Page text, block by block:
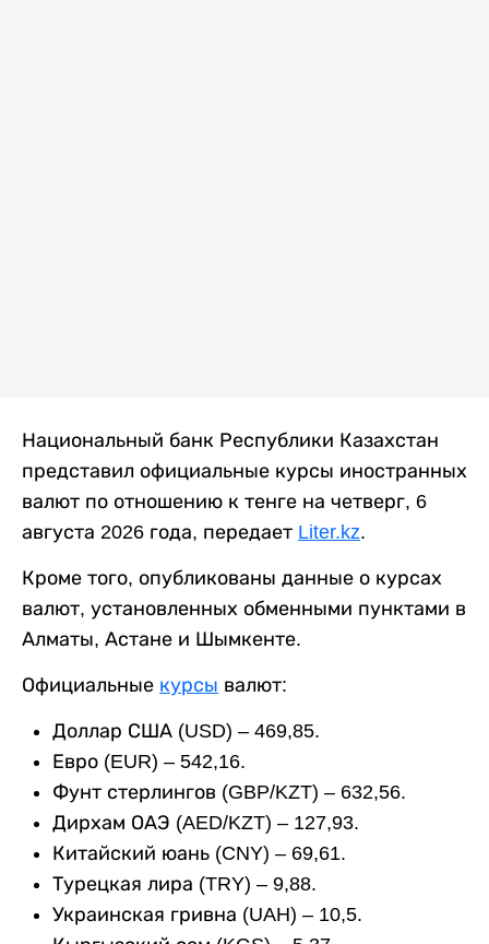
Национальный банк Республики Казахстан
представил официальные курсы иностранных
валют по отношению к тенге на четверг, 6
августа 2026 года, передает Liter.kz.
Кроме того, опубликованы данные о курсах
валют, установленных обменными пунктами в
Алматы, Астане и Шымкенте.
Официальные курсы валют:
Доллар США (USD) – 469,85.
Евро (EUR) – 542,16.
Фунт стерлингов (GBP/KZT) – 632,56.
Дирхам ОАЭ (AED/KZT) – 127,93.
Китайский юань (CNY) – 69,61.
Турецкая лира (TRY) – 9,88.
Украинская гривна (UAH) – 10,5.